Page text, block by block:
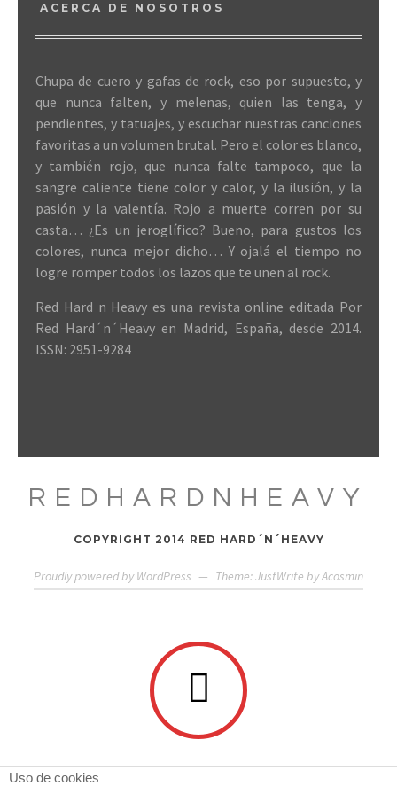
ACERCA DE NOSOTROS
Chupa de cuero y gafas de rock, eso por supuesto, y
que nunca falten, y melenas, quien las tenga, y
pendientes, y tatuajes, y escuchar nuestras canciones
favoritas a un volumen brutal. Pero el color es blanco,
y también rojo, que nunca falte tampoco, que la
sangre caliente tiene color y calor, y la ilusión, y la
pasión y la valentía. Rojo a muerte corren por su
casta… ¿Es un jeroglífico? Bueno, para gustos los
colores, nunca mejor dicho… Y ojalá el tiempo no
logre romper todos los lazos que te unen al rock.
Red Hard n Heavy es una revista online editada Por
Red Hard´n´Heavy en Madrid, España, desde 2014.
ISSN: 2951-9284
REDHARDNHEAVY
COPYRIGHT 2014 RED HARD´N´HEAVY
Proudly powered by WordPress — Theme: JustWrite byAcosmin
Uso de cookies